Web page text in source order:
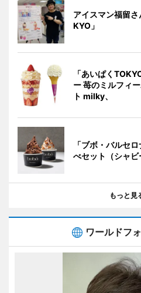
アイスマン福留
KYO」
「あいぱく
ー 苺のミルフィ
ト milky、
「ブボ・バルセ
べセット（シャビ
もっと見
ワールドフ